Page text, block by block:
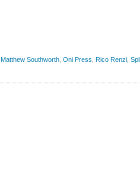
Matthew Southworth Oni Press Rico Renzi